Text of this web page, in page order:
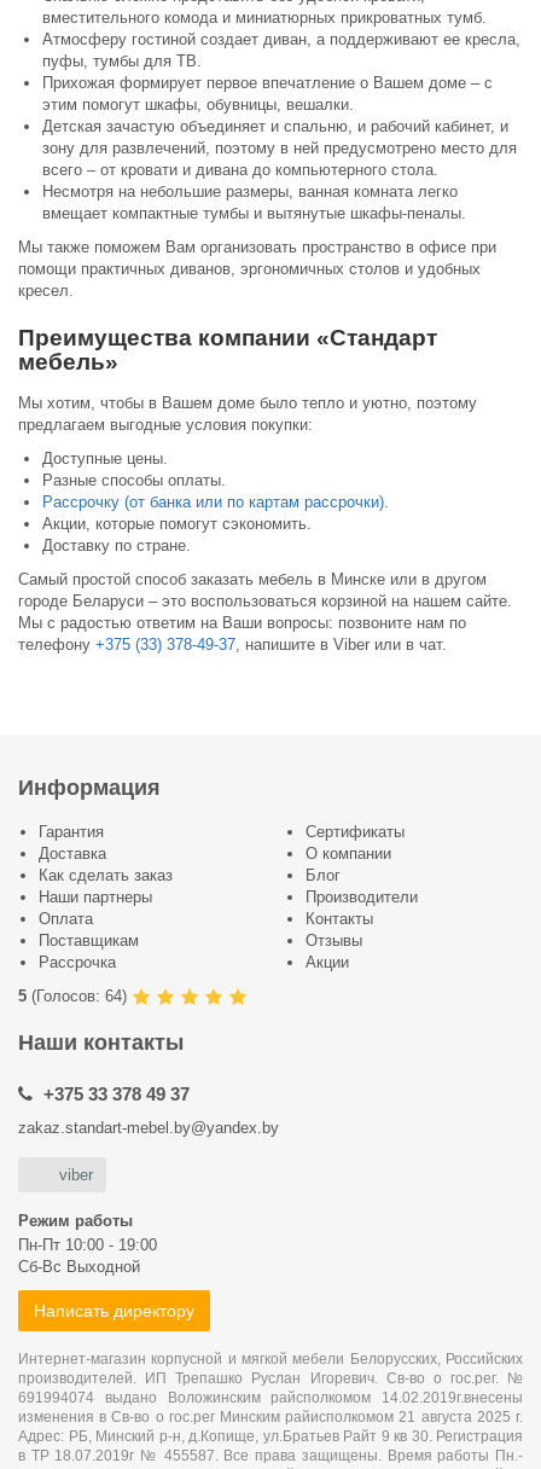
вместительного комода и миниатюрных прикроватных тумб.
Атмосферу гостиной создает диван, а поддерживают ее кресла,
пуфы, тумбы для ТВ.
Прихожая формирует первое впечатление о Вашем доме – с
этим помогут шкафы, обувницы, вешалки.
Детская зачастую объединяет и спальню, и рабочий кабинет, и
зону для развлечений, поэтому в ней предусмотрено место для
всего – от кровати и дивана до компьютерного стола.
Несмотря на небольшие размеры, ванная комната легко
вмещает компактные тумбы и вытянутые шкафы-пеналы.
Мы также поможем Вам организовать пространство в офисе при
помощи практичных диванов, эргономичных столов и удобных
кресел.
Преимущества компании «Стандарт
мебель»
Мы хотим, чтобы в Вашем доме было тепло и уютно, поэтому
предлагаем выгодные условия покупки:
Доступные цены.
Разные способы оплаты.
Рассрочку (от банка или по картам рассрочки)
Акции, которые помогут сэкономить.
Доставку по стране.
Самый простой способ заказать мебель в Минске или в другом
городе Беларуси – это воспользоваться корзиной на нашем сайте.
Мы с радостью ответим на Ваши вопросы: позвоните нам по
телефону +375 (33) 378-49-37 , напишите в Viber или в чат.
Информация
Гарантия
Доставка
Как сделать заказ
Наши партнеры
Оплата
Поставщикам
Рассрочка
Сертификаты
О компании
Блог
Производители
Контакты
Отзывы
Акции
5 (Голосов: 64)
Наши контакты
+375 33 378 49 37
zakaz.standart-mebel.by@yandex.by
viber
Режим работы
Пн-Пт 10:00 - 19:00
Сб-Вс Выходной
Написать директору
Интернет-магазин корпусной и мягкой мебели Белорусских, Российских
производителей. ИП Трепашко Руслан Игоревич. Св-во о гос.рег. №
691994074 выдано Воложинским райсполкомом 14.02.2019г.внесены
изменения в Св-во о гос.рег Минским райисполкомом 21 августа 2025 г.
Адрес: РБ, Минский р-н, д.Копище, ул.Братьев Райт 9 кв 30. Регистрация
в ТР 18.07.2019г № 455587. Все права защищены. Время работы Пн.-